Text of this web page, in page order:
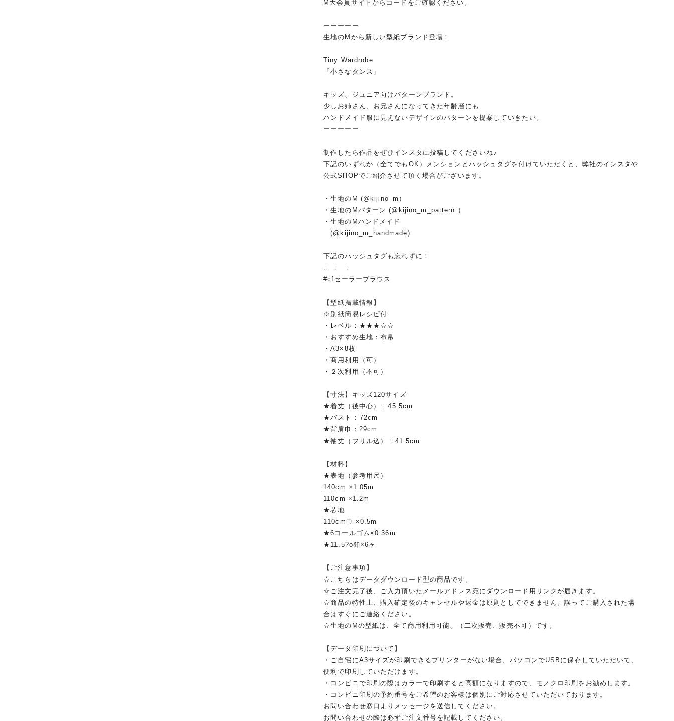
M大会員サイトからコードをご確認ください。
ーーーーー
生地のMから新しい型紙ブランド登場！
Tiny Wardrobe
「小さなタンス」
キッズ、ジュニア向けパターンブランド。
少しお姉さん、お兄さんになってきた年齢層にも
ハンドメイド服に見えないデザインのパターンを提案していきたい。
ーーーーー
制作したら作品をぜひインスタに投稿してくださいね♪
下記のいずれか（全てでもOK）メンションとハッシュタグを付けていただくと、弊社のインスタや
公式SHOPでご紹介させて頂く場合がございます。
・生地のM (@kijino_m）
・生地のMパターン (@kijino_m_pattern ）
・生地のMハンドメイド
(@kijino_m_handmade)
下記のハッシュタグも忘れずに！
↓ ↓ ↓
#cfセーラーブラウス
【型紙掲載情報】
※別紙簡易レシピ付
・レベル：★★★☆☆
・おすすめ生地：布帛
・A3×8枚
・商用利用（可）
・２次利用（不可）
【寸法】キッズ120サイズ
★着丈（後中心） : 45.5cm
★バスト : 72cm
★背肩巾：29cm
★袖丈（フリル込） : 41.5cm
【材料】
★表地（参考用尺）
140cm ×1.05m
110cm ×1.2m
★芯地
110cm巾 ×0.5m
★6コールゴム×0.36m
★11.5?o釦×6ヶ
【ご注意事項】
☆こちらはデータダウンロード型の商品です。
☆ご注文完了後、ご入力頂いたメールアドレス宛にダウンロード用リンクが届きます。
☆商品の特性上、購入確定後のキャンセルや返金は原則としてできません。誤ってご購入された場
合はすぐにご連絡ください。
☆生地のMの型紙は、全て商用利用可能、（二次販売、販売不可）です。
【データ印刷について】
・ご自宅にA3サイズが印刷できるプリンターがない場合、パソコンでUSBに保存していただいて、
便利で印刷していただけます。
・コンビニで印刷の際はカラーで印刷すると高額になりますので、モノクロ印刷をお勧めします。
・コンビニ印刷の予約番号をご希望のお客様は個別にご対応させていただいております。
お問い合わせ窓口よりメッセージを送信してください。
お問い合わせの際は必ずご注文番号を記載してください。